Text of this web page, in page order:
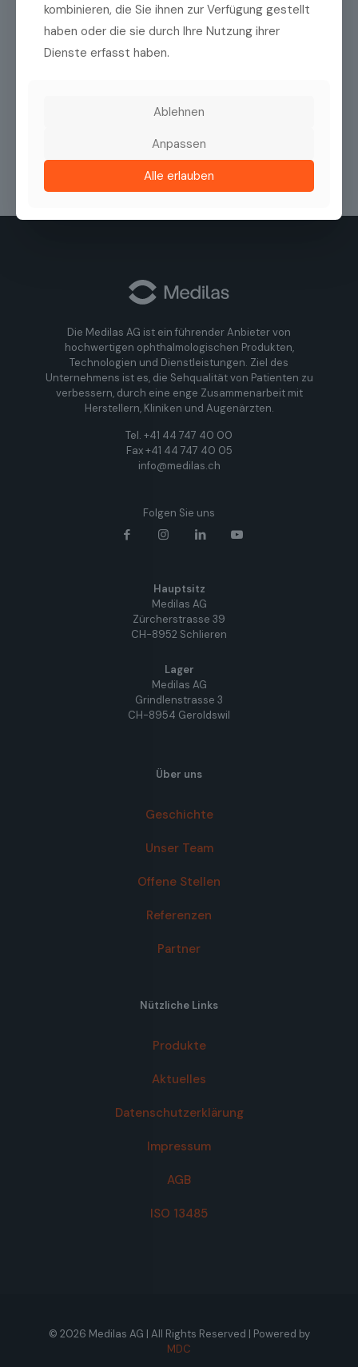
E-
eingeben
Kenntnis genommen.
Die Medilas AG ist ein führender Anbieter von
hochwertigen ophthalmologischen Produkten,
Technologien und Dienstleistungen. Ziel des
Unternehmens ist es, die Sehqualität von Patienten zu
verbessern, durch eine enge Zusammenarbeit mit
Herstellern, Kliniken und Augenärzten.
Tel. +41 44 747 40 00
Fax +41 44 747 40 05
info@medilas.ch
Folgen Sie uns
Hauptsitz
Medilas AG
Zürcherstrasse 39
CH-8952 Schlieren
Lager
Medilas AG
Grindlenstrasse 3
CH-8954 Geroldswil
Über uns
Geschichte
Unser Team
Offene Stellen
Referenzen
Partner
Nützliche Links
Produkte
Aktuelles
Datenschutzerklärung
Impressum
AGB
ISO 13485
© 2026 Medilas AG | All Rights Reserved | Powered by
MDC
kombinieren, die Sie ihnen zur Verfügung gestellt
haben oder die sie durch Ihre Nutzung ihrer
Dienste erfasst haben.
Ablehnen
Anpassen
Alle erlauben